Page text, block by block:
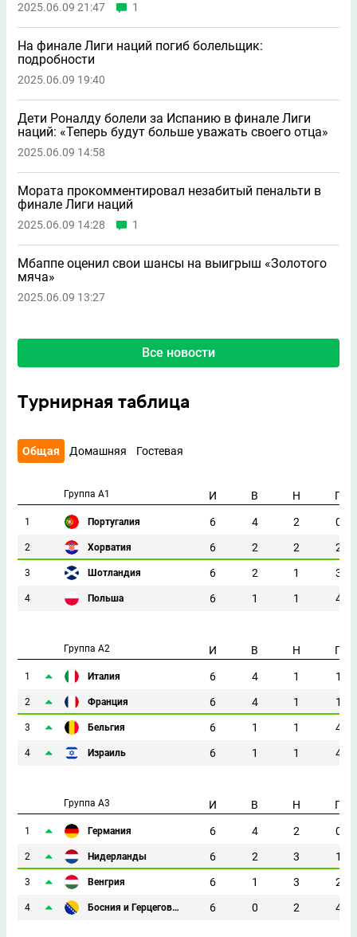
2025.06.09 21:47 1
На финале Лиги наций погиб болельщик:
подробности
2025.06.09 19:40
Дети Роналду болели за Испанию в финале Лиги
наций: «Теперь будут больше уважать своего отца»
2025.06.09 14:58
Мората прокомментировал незабитый пенальти в
финале Лиги наций
2025.06.09 14:28 1
Мбаппе оценил свои шансы на выигрыш «Золотого
мяча»
2025.06.09 13:27
Все новости
Турнирная таблица
Общая Домашняя Гостевая
Группа A1
1 Португалия
2 Хорватия
3 Шотландия
4 Польша
И В Н П
6 4 2
0
6
2 2
2
6
2 1
3
6
1 1 4
Группа A2
1 Италия
2 Франция
3 Бельгия
4 Израиль
И В Н П
6 4 1
1
6
4 1
1
6
1 1
4
6
1 1 4
Группа A3
1 Германия
2 Нидерланды
3 Венгрия
4 Босния и Герцеговина
И В Н П
6 4 2
0
6
2 3
1
6
1 3
2
6
0 2 4